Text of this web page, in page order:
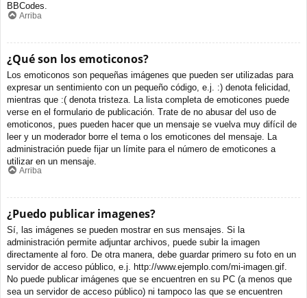
BBCodes.
Arriba
¿Qué son los emoticonos?
Los emoticonos son pequeñas imágenes que pueden ser utilizadas para
expresar un sentimiento con un pequeño código, e.j. :) denota felicidad,
mientras que :( denota tristeza. La lista completa de emoticones puede
verse en el formulario de publicación. Trate de no abusar del uso de
emoticonos, pues pueden hacer que un mensaje se vuelva muy difícil de
leer y un moderador borre el tema o los emoticones del mensaje. La
administración puede fijar un límite para el número de emoticones a
utilizar en un mensaje.
Arriba
¿Puedo publicar imagenes?
Sí, las imágenes se pueden mostrar en sus mensajes. Si la
administración permite adjuntar archivos, puede subir la imagen
directamente al foro. De otra manera, debe guardar primero su foto en un
servidor de acceso público, e.j. http://www.ejemplo.com/mi-imagen.gif.
No puede publicar imágenes que se encuentren en su PC (a menos que
sea un servidor de acceso público) ni tampoco las que se encuentren